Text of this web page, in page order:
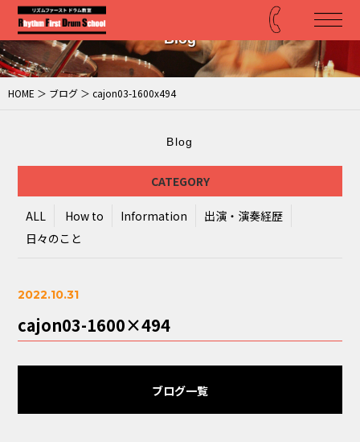
Blog
HOME ＞ ブログ ＞ cajon03-1600x494
Blog
CATEGORY
ALL How to Information
出演・演奏経歴
日々のこと
2022.10.31
cajon03-1600×494
ブログ一覧